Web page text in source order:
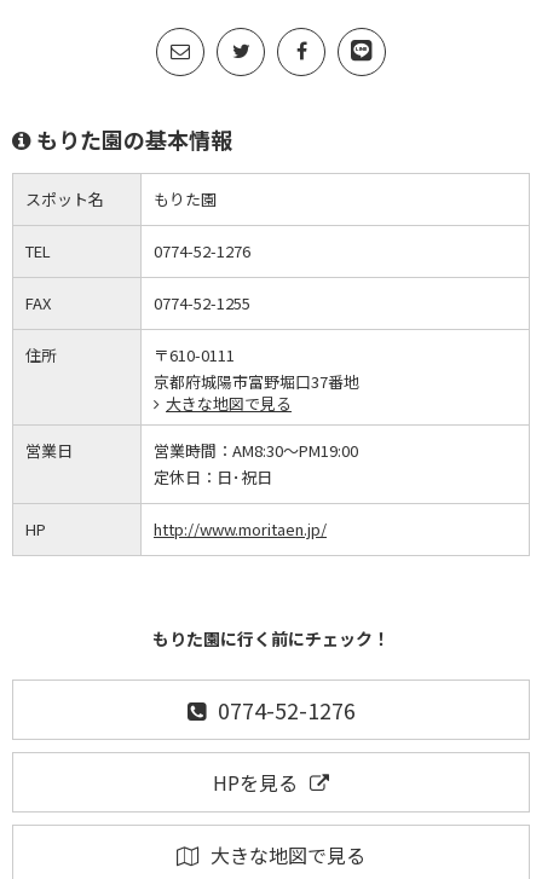
もりた園の基本情報
スポット名 もりた園
TEL 0774-52-1276
FAX 0774-52-1255
住所
〒610-0111
京都府城陽市富野堀口37番地
大きな地図で見る
営業日 営業時間： AM8:30～PM19:00
定休日： 日･祝日
HP http://www.moritaen.jp/
もりた園に行く前にチェック！
0774-52-1276
HPを見る
大きな地図で見る